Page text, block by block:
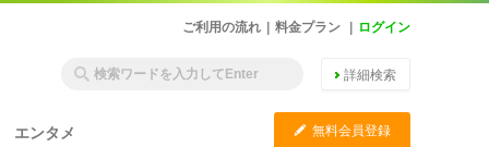
ご利用の流れ 料金プラン ログイン
詳細検索
エンタメ C 無料会員登録